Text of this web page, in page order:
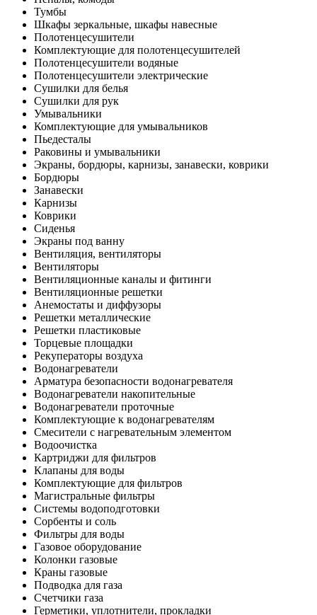
Тумбы
Шкафы зеркальные, шкафы навесные
Полотенцесушители
Комплектующие для полотенцесушителей
Полотенцесушители водяные
Полотенцесушители электрические
Сушилки для белья
Сушилки для рук
Умывальники
Комплектующие для умывальников
Пьедесталы
Раковины и умывальники
Экраны, бордюры, карнизы, занавески, коврики
Бордюры
Занавески
Карнизы
Коврики
Сиденья
Экраны под ванну
Вентиляция, вентиляторы
Вентиляторы
Вентиляционные каналы и фитинги
Вентиляционные решетки
Анемостаты и диффузоры
Решетки металлические
Решетки пластиковые
Торцевые площадки
Рекуператоры воздуха
Водонагреватели
Арматура безопасности водонагревателя
Водонагреватели накопительные
Водонагреватели проточные
Комплектующие к водонагревателям
Смесители с нагревательным элементом
Водоочистка
Картриджи для фильтров
Клапаны для воды
Комплектующие для фильтров
Магистральные фильтры
Системы водоподготовки
Сорбенты и соль
Фильтры для воды
Газовое оборудование
Колонки газовые
Краны газовые
Подводка для газа
Счетчики газа
Герметики, уплотнители, прокладки